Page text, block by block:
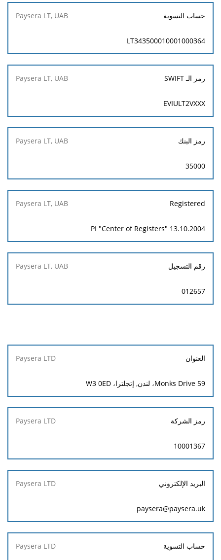
حساب التسوية
LT343500010001000364
رمز الـ SWIFT
EVIULT2VXXX
رمز البنك
35000
Registered
PI "Center of Registers" 13.10.2004
رقم التسجيل
012657
Paysera
العنوان
59 Monks Drive، لندن, إتجلترا، W3 0ED
رمز الشركة
10001367
البريد الإلكتروني
paysera@paysera.uk
حساب التسوية